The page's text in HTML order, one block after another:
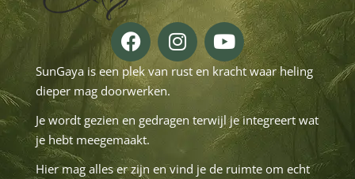
SunGaya is een plek van rust en kracht waar heling
dieper mag doorwerken.
Je wordt gezien en gedragen terwijl je integreert wat
je hebt meegemaakt.
Hier mag alles er zijn en vind je de ruimte om echt